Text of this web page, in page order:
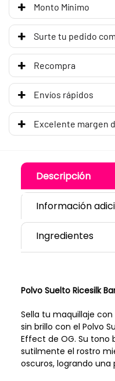
Monto Mínimo
Surte tu pedido
Recompra
Envíos rápidos
Excelente margen
Descripción
Información
Ingredientes
Polvo Suelto Ricesilk
Sella tu maquillaje
sin brillo con el Polvo
Effect de OG. Su tono
sutilmente el rostro
oscuros, logrando